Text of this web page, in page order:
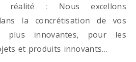
: Nous excellons
la concrétisation de vos
plus innovantes, pour les
et produits innovants…